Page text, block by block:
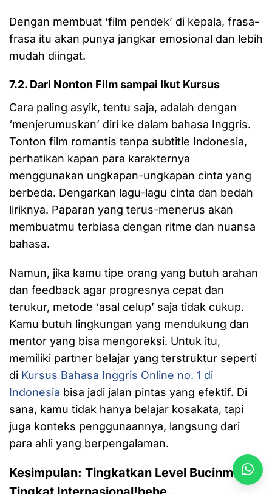
Dengan membuat ‘film pendek’ di kepala, frasa-
frasa itu akan punya jangkar emosional dan lebih
mudah diingat.
7.2. Dari Nonton Film sampai Ikut Kursus
Cara paling asyik, tentu saja, adalah dengan
‘menjerumuskan’ diri ke dalam bahasa Inggris.
Tonton film romantis tanpa subtitle Indonesia,
perhatikan kapan para karakternya
menggunakan ungkapan-ungkapan cinta yang
berbeda. Dengarkan lagu-lagu cinta dan bedah
liriknya. Paparan yang terus-menerus akan
membuatmu terbiasa dengan ritme dan nuansa
bahasa.
Namun, jika kamu tipe orang yang butuh arahan
dan feedback agar progresnya cepat dan
terukur, metode ‘asal celup’ saja tidak cukup.
Kamu butuh lingkungan yang mendukung dan
mentor yang bisa mengoreksi. Untuk itu,
memiliki partner belajar yang terstruktur seperti
di Kursus Bahasa Inggris Online no. 1 di
Indonesia bisa jadi jalan pintas yang efektif. Di
sana, kamu tidak hanya belajar kosakata, tapi
juga konteks penggunaannya, langsung dari
para ahli yang berpengalaman.
Kesimpulan: Tingkatkan Level Bucinmu ke